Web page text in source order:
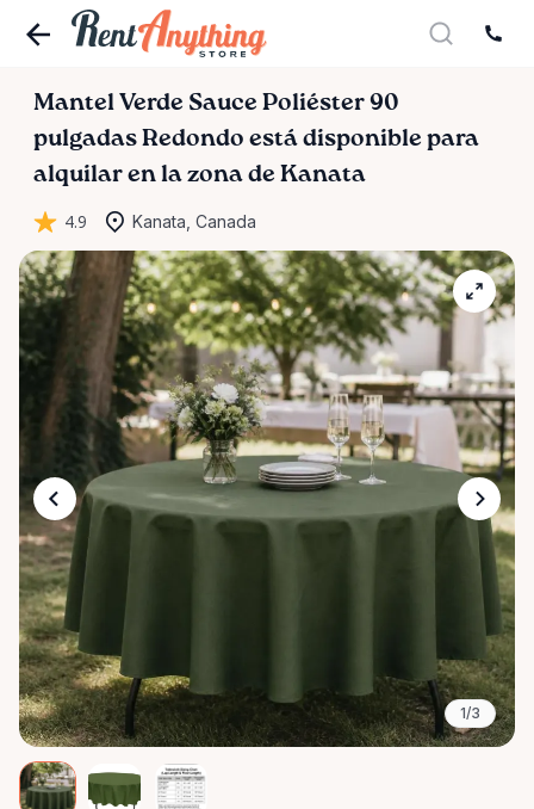
Mantel Verde Sauce Poliéster 90
pulgadas Redondo está disponible para
alquilar en la zona de Kanata
4.9 Kanata, Canada
1/3